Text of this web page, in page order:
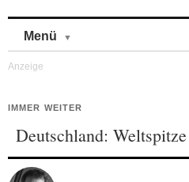
Menü
IMMER WEITER
Deutschland: